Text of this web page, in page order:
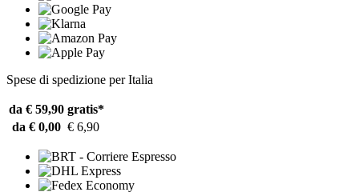
Spese di spedizione per Italia
da € 59,90 gratis*
da € 0,00 € 6,90